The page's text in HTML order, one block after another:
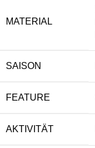
MATERIAL
SAISON
FEATURE
AKTIVITÄT